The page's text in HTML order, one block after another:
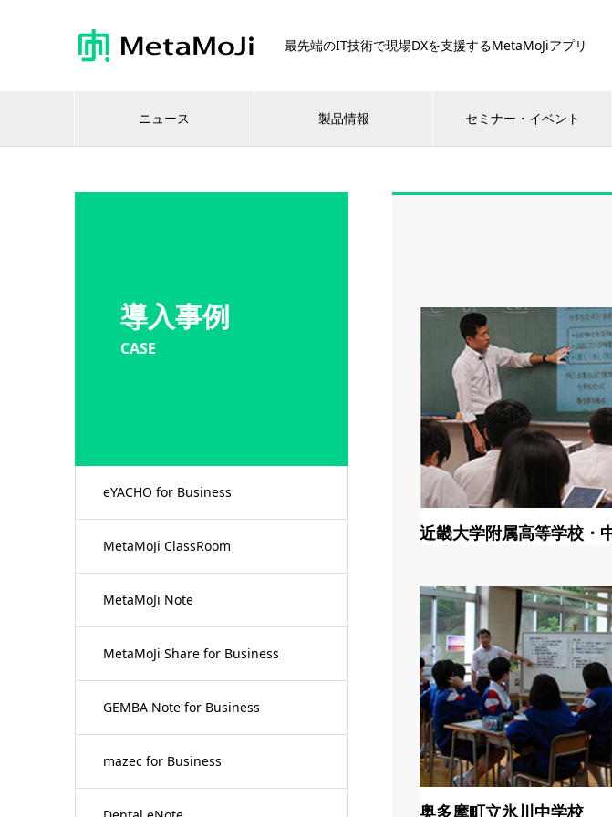
最先端のIT技術で現場DXを支援するMetaMoJiアプリ
ニュース 製品情報 セミナー・イベント
導入事例
CASE
eYACHO for Business
MetaMoJi ClassRoom
MetaMoJi Note
MetaMoJi Share for Business
GEMBA Note for Business
mazec for Business
近畿大学附属高等学校・
奥多摩町立氷川中学校